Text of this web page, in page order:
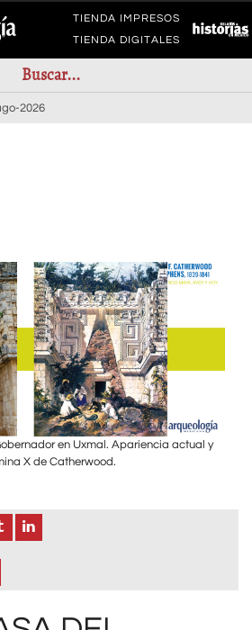
TIENDA IMPRESOS
TIENDA DIGITALES
2026
en Uxmal. Apariencia actual y
X de Catherwood.